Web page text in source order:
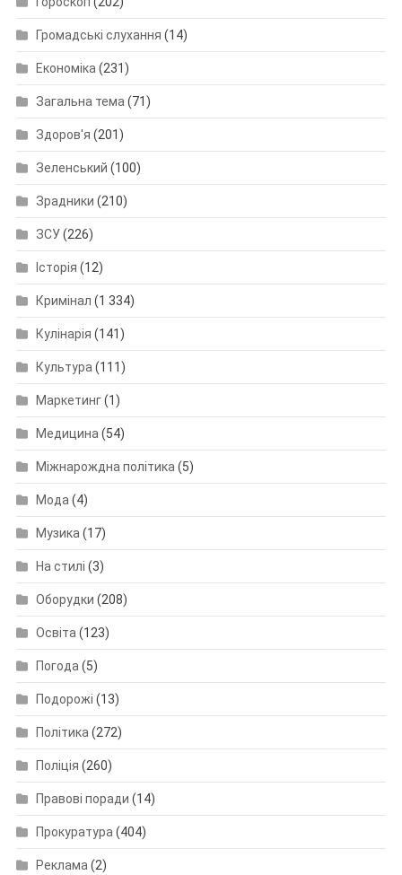
Громадські слухання (14)
Економіка (231)
Загальна тема (71)
Здоров'я (201)
Зеленський (100)
Зрадники (210)
ЗСУ(226)
Історія (12)
Кримінал (1 334)
Кулінарія (141)
Культура (111)
Маркетинг(1)
Медицина (54)
Міжнарождна політика (5)
Мода (4)
Музика (17)
На стилі (3)
Оборудки (208)
Освіта (123)
Погода (5)
Подорожі (13)
Політика (272)
Поліція (260)
Правові поради (14)
Прокуратура (404)
Реклама (2)